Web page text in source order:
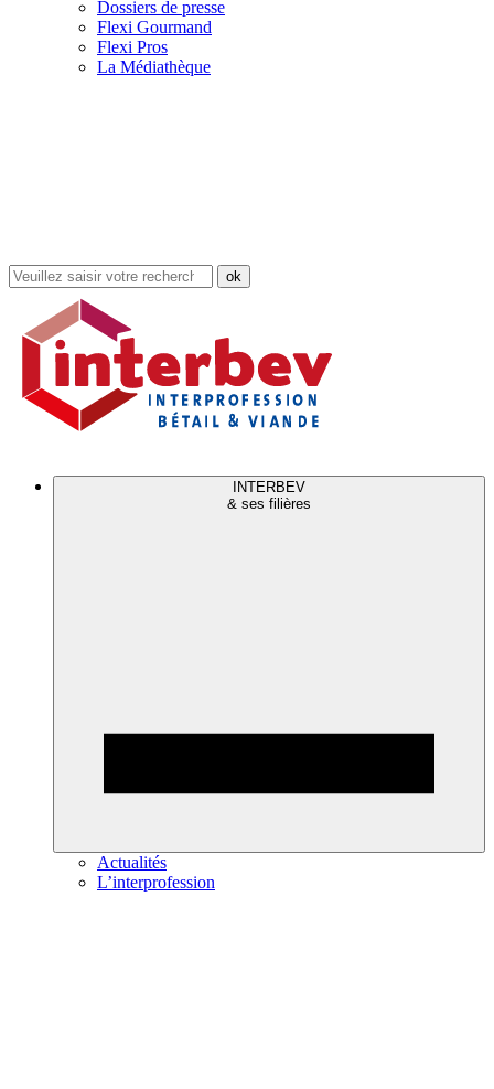
Dossiers de presse
Flexi Gourmand
Flexi Pros
La Médiathèque
Rechercher
dans
site
INTERBEV
& ses filières
Actualités
L’interprofession